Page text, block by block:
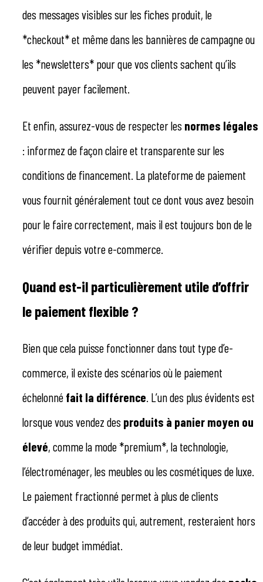
des messages visibles sur les fiches produit, le
*checkout* et même dans les bannières de campagne ou
les *newsletters* pour que vos clients sachent qu’ils
peuvent payer facilement.
Et enfin, assurez-vous de respecter les normes légales
: informez de façon claire et transparente sur les
conditions de financement. La plateforme de paiement
vous fournit généralement tout ce dont vous avez besoin
pour le faire correctement, mais il est toujours bon de le
vérifier depuis votre e-commerce.
Quand est-il particulièrement utile d’offrir
le paiement flexible ?
Bien que cela puisse fonctionner dans tout type d’e-
commerce, il existe des scénarios où le paiement
échelonné fait la différence. L’un des plus évidents est
lorsque vous vendez des produits à panier moyen ou
élevé, comme la mode *premium*, la technologie,
l’électroménager, les meubles ou les cosmétiques de luxe.
Le paiement fractionné permet à plus de clients
d’accéder à des produits qui, autrement, resteraient hors
de leur budget immédiat.